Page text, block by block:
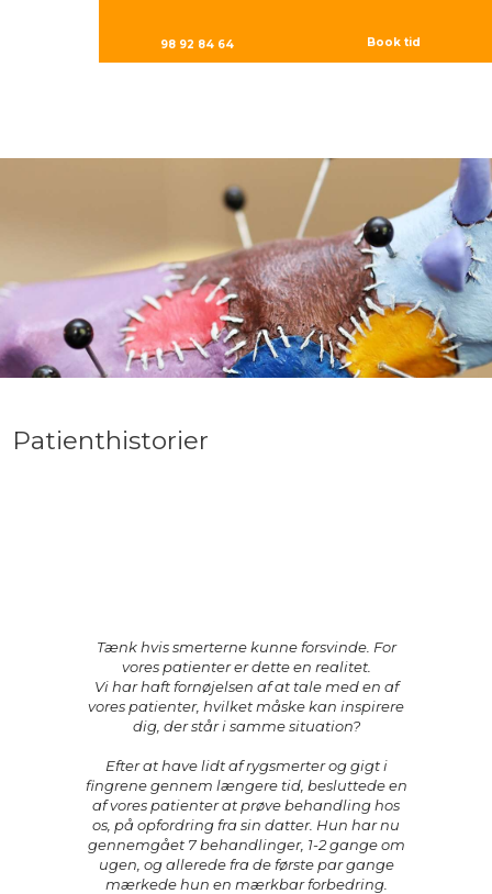
98 92 84 64 Book tid
Patienthistorier​
Tænk hvis smerterne kunne forsvinde. For
vores patienter er dette en realitet.
Vi har haft fornøjelsen af at tale med en af
vores patienter, hvilket måske kan inspirere
dig, der står i samme situation?
Efter at have lidt af rygsmerter og gigt i
fingrene gennem længere tid, besluttede en
af vores patienter at prøve behandling hos
os, på opfordring fra sin datter. Hun har nu
gennemgået 7 behandlinger, 1-2 gange om
ugen, og allerede fra de første par gange
mærkede hun en mærkbar forbedring.